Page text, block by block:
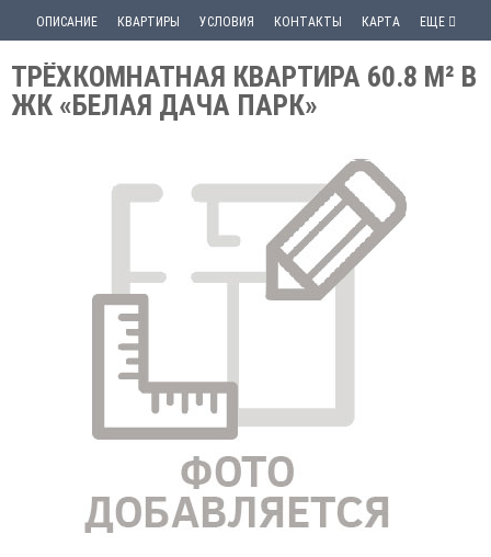
ОПИСАНИЕ КВАРТИРЫ УСЛОВИЯ КОНТАКТЫ КАРТА ЕЩЕ
ТРЁХКОМНАТНАЯ КВАРТИРА 60.8 М² В
ЖК «БЕЛАЯ ДАЧА ПАРК»